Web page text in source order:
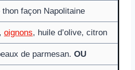
thon façon Napolitaine
oignons, huile d’olive, citron
de parmesan. OU